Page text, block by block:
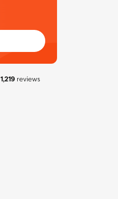
1,219reviews